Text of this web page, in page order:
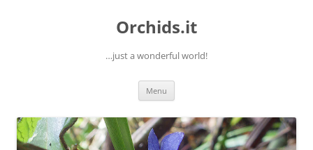
Orchids.it
…just a wonderful world!
Menu